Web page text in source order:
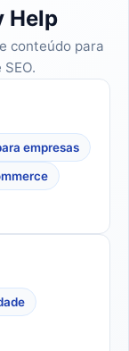
Help
conteúdo para
empresas